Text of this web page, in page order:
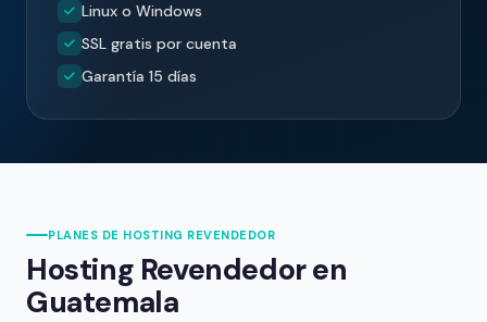
Linux o Windows
SSL gratis por cuenta
Garantía 15 días
PLANES DE HOSTING REVENDEDOR
Hosting Revendedor en
Guatemala